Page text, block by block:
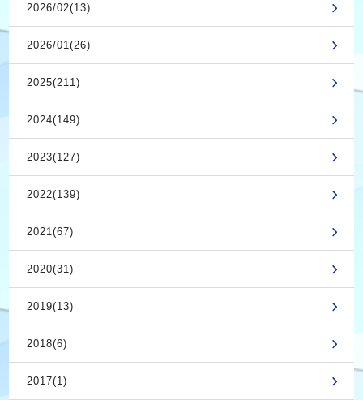
2026/02(13)
2026/01(26)
2025(211)
2024(149)
2023(127)
2022(139)
2021(67)
2020(31)
2019(13)
2018(6)
2017(1)